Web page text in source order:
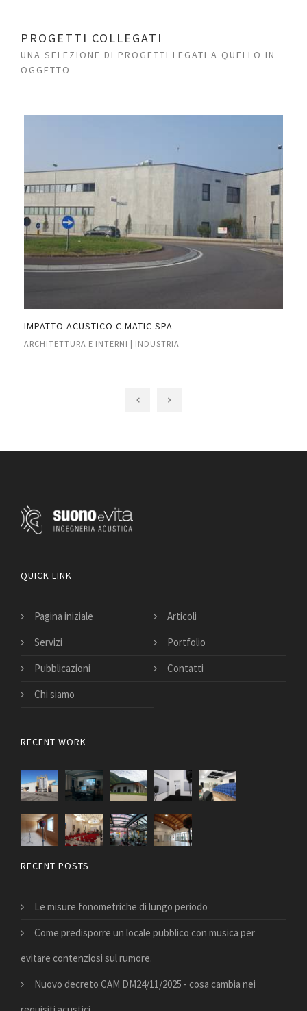
PROGETTI COLLEGATI
UNA SELEZIONE DI PROGETTI LEGATI A QUELLO IN
OGGETTO
IMPATTO ACUSTICO C.MATIC SPA
ARCHITETTURA E INTERNI | INDUSTRIA
QUICK LINK
Pagina iniziale
Articoli
Servizi
Portfolio
Pubblicazioni
Contatti
Chi siamo
RECENT WORK
RECENT POSTS
Le misure fonometriche di lungo periodo
Come predisporre un locale pubblico con musica per
evitare contenziosi sul rumore.
Nuovo decreto CAM DM24/11/2025 - cosa cambia nei